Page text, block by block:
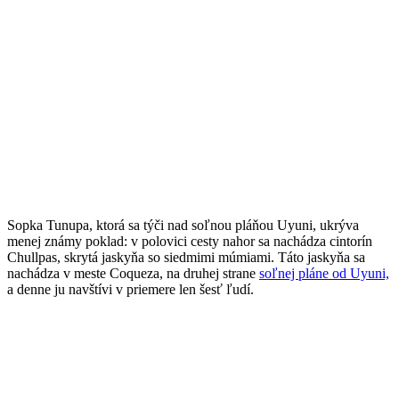
Sopka Tunupa, ktorá sa týči nad soľnou pláňou Uyuni, ukrýva
menej známy poklad: v polovici cesty nahor sa nachádza cintorín
Chullpas, skrytá jaskyňa so siedmimi múmiami. Táto jaskyňa sa
nachádza v meste Coqueza, na druhej strane soľnej pláne od Uyuni,
a denne ju navštívi v priemere len šesť ľudí.